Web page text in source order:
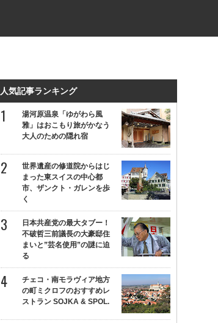
人気記事ランキング
湯河原温泉「ゆがわら風
雅」はおこもり旅がかなう
大人のための隠れ宿
世界遺産の修道院からはじ
まった東スイスの中心都
市、ザンクト・ガレンを歩
く
日本共産党の最大タブー！
不破哲三前議長の大豪邸住
まいと”芸名使用”の謎に迫
る
チェコ・南モラヴィア地方
の町ミクロフのおすすめレ
ストラン SOJKA & SPOL.